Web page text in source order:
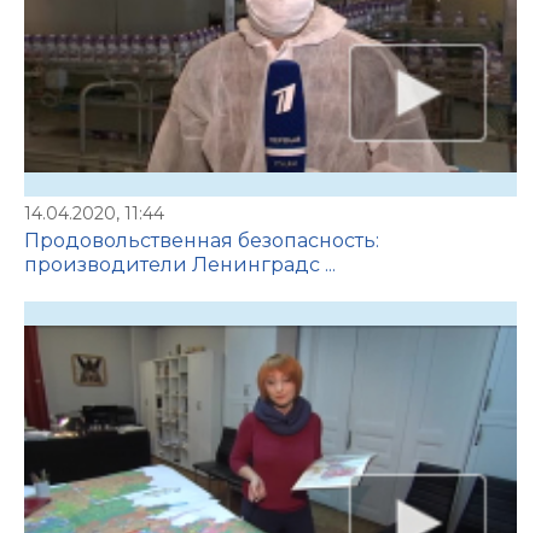
14.04.2020, 11:44
Продовольственная безопасность:
производители Ленинградс ...